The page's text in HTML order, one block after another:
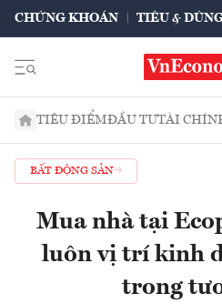
CHỨNG KHOÁN TIÊU &
TIÊU ĐIỂMĐẦU TƯTÀI
BẤT ĐỘNG SẢN
Mua nhà tại
luôn vị trí kinh
trong